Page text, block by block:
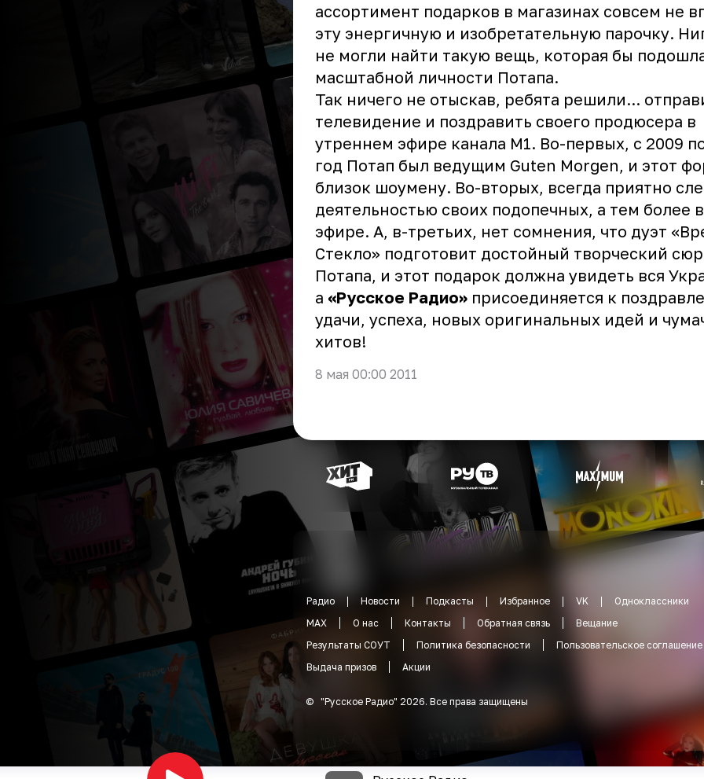
ассортимент подарков в магазинах совсем не
эту энергичную и изобретательную парочку.
не могли найти такую вещь, которая бы
масштабной личности Потапа.
Так ничего не отыскав, ребята решили...
телевидение и поздравить своего продюсера в
утреннем эфире канала М1. Во-первых, с 2009
год Потап был ведущим Guten Morgen, и этот
близок шоумену. Во-вторых, всегда приятно
деятельностью своих подопечных, а тем более
эфире. А, в-третьих, нет сомнения, что дуэт
Стекло» подготовит достойный творческий
Потапа, и этот подарок должна увидеть вся
а «Русское Радио» присоединяется к
удачи, успеха, новых оригинальных идей и
хитов!
8 мая 00:00 2011
Радио Новости Подкасты Избранное VK
Одноклассники
MAX
О нас Контакты Обратная связь
Вещание
Результаты СОУТ
Политика безопасности
Пользовательское соглашение
Выдача призов
Акции
© "Русское Радио" 2026. Все права защищены